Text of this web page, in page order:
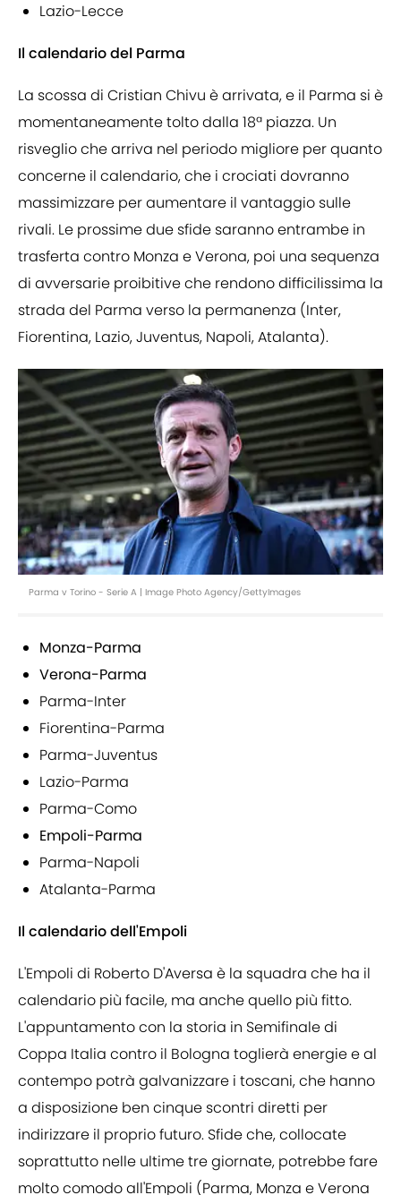
Lazio-Lecce
Il calendario del Parma
La scossa di Cristian Chivu è arrivata, e il Parma si è
momentaneamente tolto dalla 18ª piazza. Un
risveglio che arriva nel periodo migliore per quanto
concerne il calendario, che i crociati dovranno
massimizzare per aumentare il vantaggio sulle
rivali. Le prossime due sfide saranno entrambe in
trasferta contro Monza e Verona, poi una sequenza
di avversarie proibitive che rendono difficilissima la
strada del Parma verso la permanenza (Inter,
Fiorentina, Lazio, Juventus, Napoli, Atalanta).
Parma v Torino - Serie A | Image Photo Agency/GettyImages
Monza-Parma
Verona-Parma
Parma-Inter
Fiorentina-Parma
Parma-Juventus
Lazio-Parma
Parma-Como
Empoli-Parma
Parma-Napoli
Atalanta-Parma
Il calendario dell'Empoli
L'Empoli di Roberto D'Aversa è la squadra che ha il
calendario più facile, ma anche quello più fitto.
L'appuntamento con la storia in Semifinale di
Coppa Italia contro il Bologna toglierà energie e al
contempo potrà galvanizzare i toscani, che hanno
a disposizione ben cinque scontri diretti per
indirizzare il proprio futuro. Sfide che, collocate
soprattutto nelle ultime tre giornate, potrebbe fare
molto comodo all'Empoli (Parma, Monza e Verona